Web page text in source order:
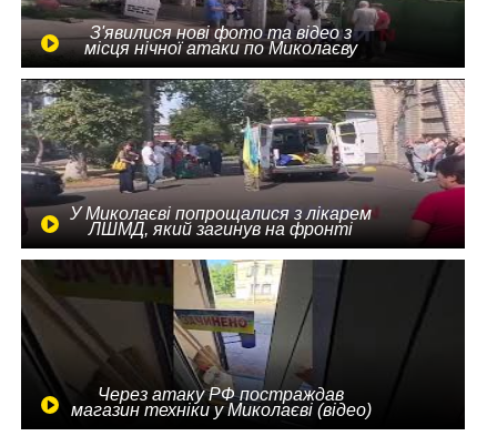
З'явилися нові фото та відео з
місця нічної атаки по Миколаєву
У Миколаєві попрощалися з лікарем
ЛШМД, який загинув на фронті
Через атаку РФ постраждав
магазин техніки у Миколаєві (відео)